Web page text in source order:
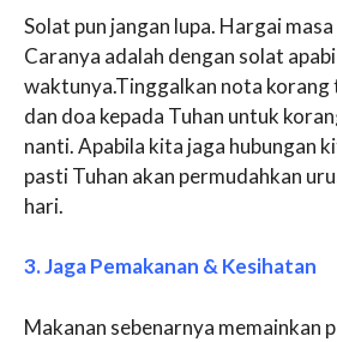
Solat pun jangan lupa. Hargai
Caranya adalah dengan solat
waktunya.Tinggalkan nota korang
dan doa kepada Tuhan untuk
nanti. Apabila kita jaga hubungan
pasti Tuhan akan permudahkan
hari.
3. Jaga Pemakanan & Kesihatan
Makanan sebenarnya memainkan